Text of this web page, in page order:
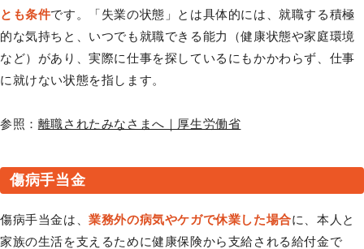
とも条件です。「失業の状態」とは具体的には、就職する積極
的な気持ちと、いつでも就職できる能力（健康状態や家庭環境
など）があり、実際に仕事を探しているにもかかわらず、仕事
に就けない状態を指します。
参照： 離職されたみなさまへ｜厚生労働省
傷病手当金
傷病手当金は、業務外の病気やケガで休業した場合に、本人と
家族の生活を支えるために健康保険から支給される給付金で